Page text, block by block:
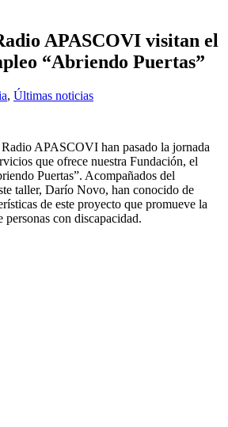
APASCOVI visitan el
“Abriendo Puertas”
, Últimas noticias
APASCOVI han pasado la jornada
que ofrece nuestra Fundación, el
Puertas”. Acompañados del
taller, Darío Novo, han conocido de
de este proyecto que promueve la
con discapacidad.